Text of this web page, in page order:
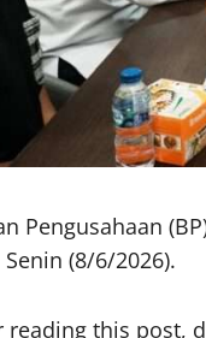
Pengusahaan
(8/6/2026).
reading this post,